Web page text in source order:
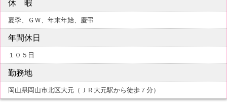
休 暇
夏季、ＧＷ、年末年始、慶弔
年間休日
１０５日
勤務地
岡山県岡山市北区大元（ＪＲ大元駅から徒歩７分）